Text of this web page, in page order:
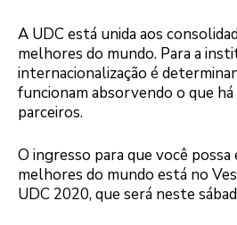
A UDC está unida aos
melhores do mundo. Para a
internacionalização é
funcionam absorvendo o que
parceiros.
O ingresso para que você
melhores do mundo está no
UDC 2020, que será neste